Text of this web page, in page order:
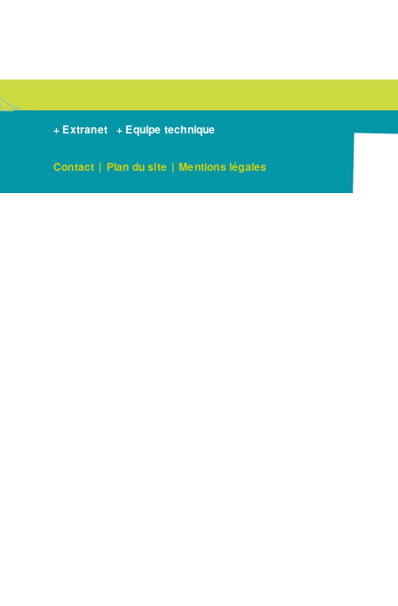
+ Extranet + Equipe technique
Contact | Plan du site | Mentions légales